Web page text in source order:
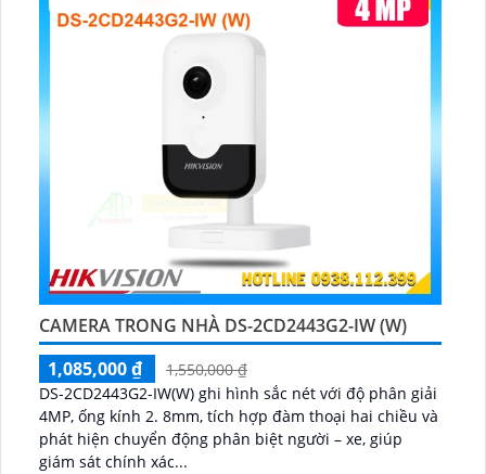
CAMERA TRONG NHÀ DS-2CD2443G2-IW (W)
1,085,000 ₫
1,550,000 ₫
DS-2CD2443G2-IW(W) ghi hình sắc nét với độ phân giải
4MP, ống kính 2. 8mm, tích hợp đàm thoại hai chiều và
phát hiện chuyển động phân biệt người – xe, giúp
giám sát chính xác...